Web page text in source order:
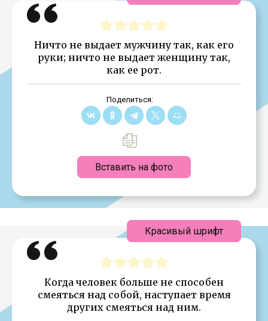
Ничто не выдает мужчину так, как его
руки; ничто не выдает женщину так,
как ее рот.
Поделиться:
Вставить на фото
Когда человек больше не способен
смеяться над собой, наступает время
других смеяться над ним.
Красивый шрифт